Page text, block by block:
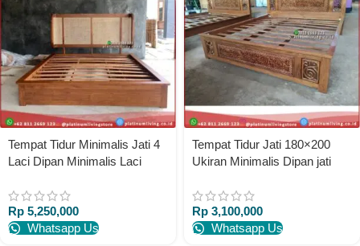
Tempat Tidur Minimalis Jati 4
Laci Dipan Minimalis Laci
Platinumliving Furniture
Indonesia
Rp 5,250,000
Whatsapp Us
Tempat Tidur Jati 180×200
Ukiran Minimalis Dipan jati
Furniture
Rp 3,100,000
Whatsapp Us